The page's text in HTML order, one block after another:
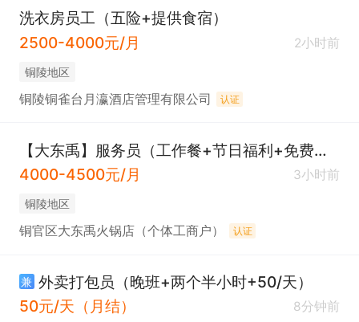
洗衣房员工（五险+提供食宿）
2500-4000元/月
2小时前
铜陵地区
铜陵铜雀台月瀛酒店管理有限公司 认证
【大东禹】服务员（工作餐+节日福利+免费培训）
4000-4500元/月
3小时前
铜陵地区
铜官区大东禹火锅店（个体工商户） 认证
兼 外卖打包员（晚班+两个半小时+50/天）
50元/天（月结）
8分钟前